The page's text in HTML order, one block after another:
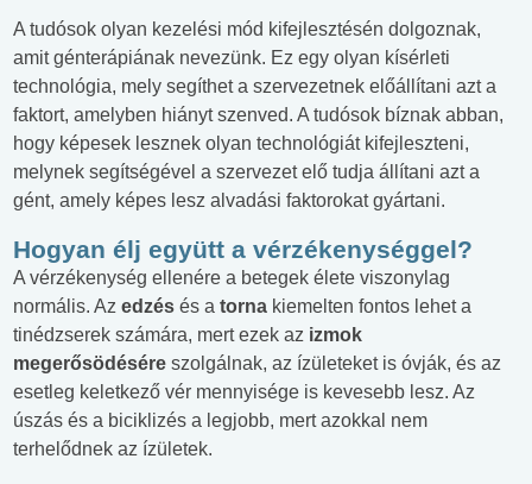
A tudósok olyan kezelési mód kifejlesztésén dolgoznak,
amit génterápiának nevezünk. Ez egy olyan kísérleti
technológia, mely segíthet a szervezetnek előállítani azt a
faktort, amelyben hiányt szenved. A tudósok bíznak abban,
hogy képesek lesznek olyan technológiát kifejleszteni,
melynek segítségével a szervezet elő tudja állítani azt a
gént, amely képes lesz alvadási faktorokat gyártani.
Hogyan élj együtt a vérzékenységgel?
A vérzékenység ellenére a betegek élete viszonylag
normális. Az edzés és a torna kiemelten fontos lehet a
tinédzserek számára, mert ezek az izmok
megerősödésére szolgálnak, az ízületeket is óvják, és az
esetleg keletkező vér mennyisége is kevesebb lesz. Az
úszás és a biciklizés a legjobb, mert azokkal nem
terhelődnek az ízületek.